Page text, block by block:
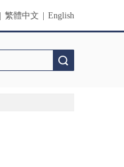
繁體中文 English